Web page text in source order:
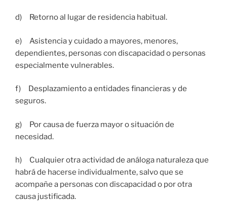
d) Retorno al lugar de residencia habitual.
e) Asistencia y cuidado a mayores, menores,
dependientes, personas con discapacidad o personas
especialmente vulnerables.
f) Desplazamiento a entidades financieras y de
seguros.
g) Por causa de fuerza mayor o situación de
necesidad.
h) Cualquier otra actividad de análoga naturaleza que
habrá de hacerse individualmente, salvo que se
acompañe a personas con discapacidad o por otra
causa justificada.